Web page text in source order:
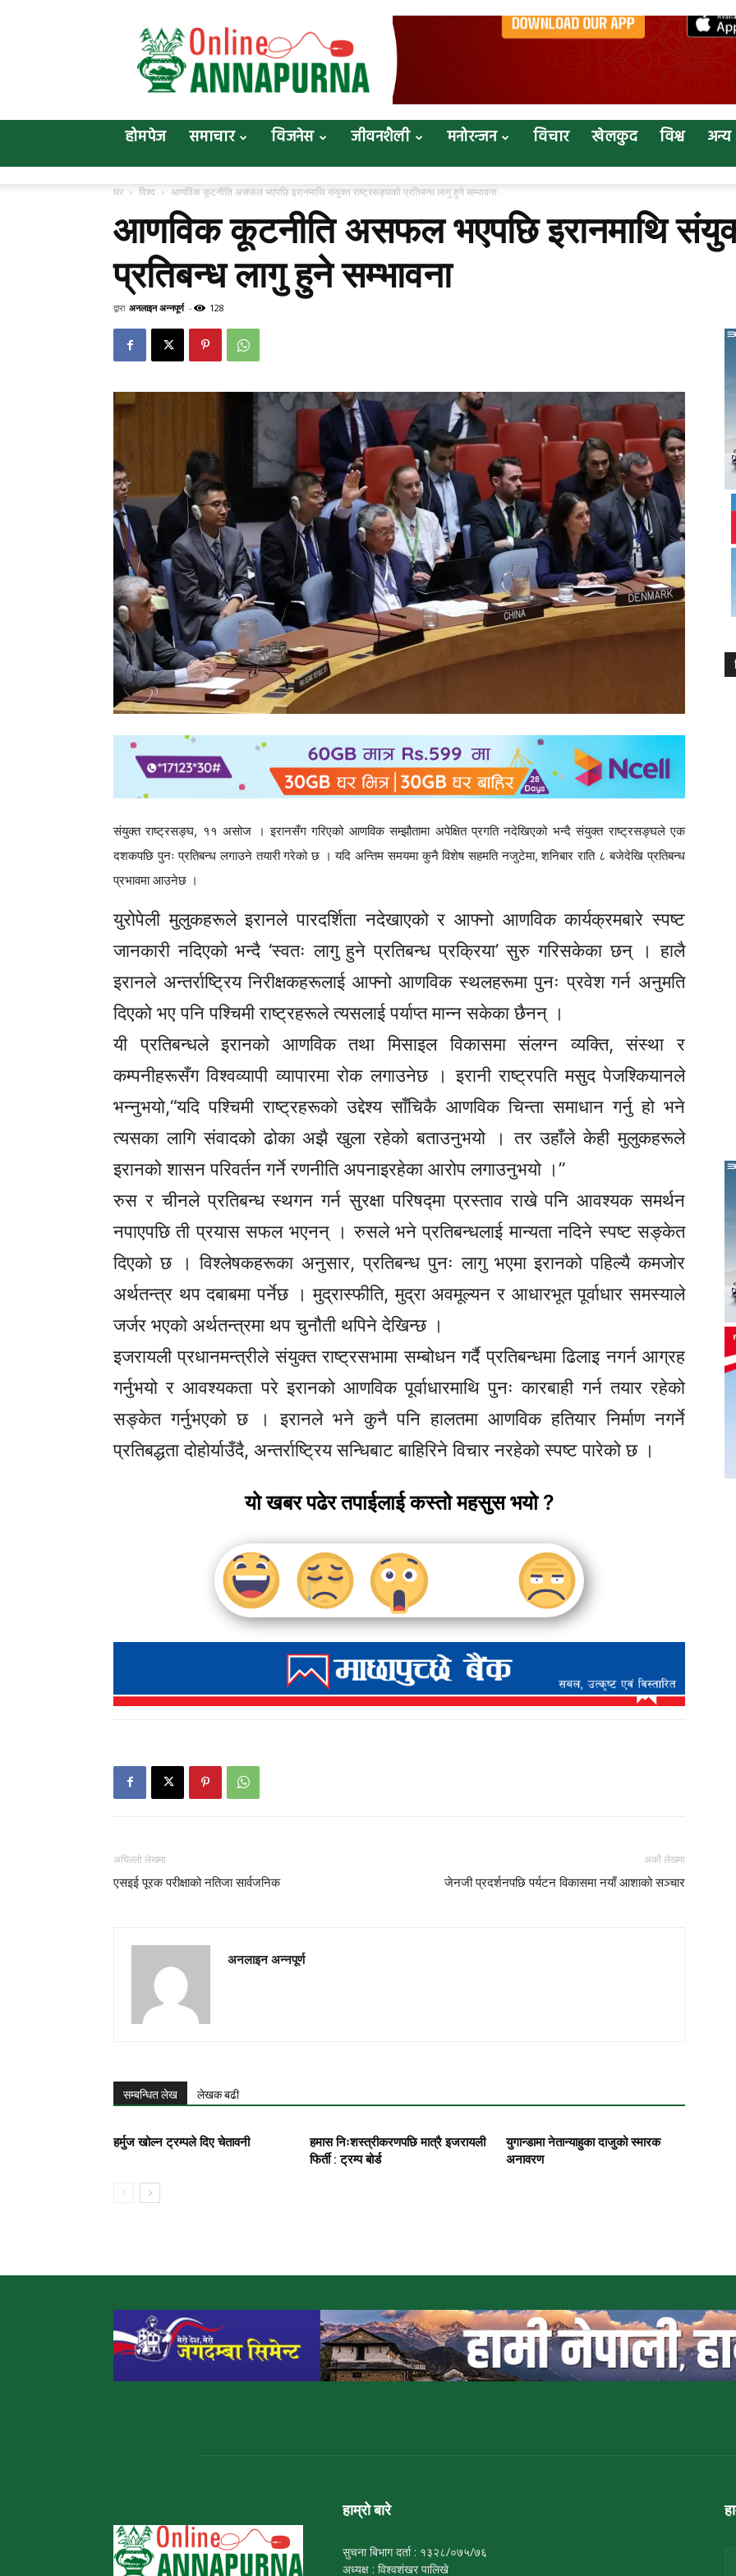
Annapurna
होमपेज समाचार विजनेस जीवनशैली मनोरन्जन विचार खेलकुद विश्व अन्य
घर विश्व आणविक कूटनीति असफल भएपछि इरानमाथि संयुक्त राष्ट्रसङ्घकाे प्रतिबन्ध लागु हुने सम्भावना
आणविक कूटनीति असफल भएपछि इरानमाथि
प्रतिबन्ध लागु हुने सम्भावना
द्वारा अनलाइन अन्नपूर्ण - 128
संयुक्त राष्ट्रसङ्घ, ११ असोज । इरानसँग गरिएको आणविक सम्झौतामा अपेक्षित प्रगति नदेखिएको भन्दै संयुक्त राष्ट्रसङ्घले एक
दशकपछि पुनः प्रतिबन्ध लगाउने तयारी गरेको छ । यदि अन्तिम समयमा कुनै विशेष सहमति नजुटेमा, शनिबार राति ८ बजेदेखि प्रतिबन्ध
प्रभावमा आउनेछ ।
युरोपेली मुलुकहरूले इरानले पारदर्शिता नदेखाएको र आफ्नो आणविक कार्यक्रमबारे स्पष्ट
जानकारी नदिएको भन्दै ‘स्वतः लागु हुने प्रतिबन्ध प्रक्रिया’ सुरु गरिसकेका छन् । हालै
इरानले अन्तर्राष्ट्रिय निरीक्षकहरूलाई आफ्नो आणविक स्थलहरूमा पुनः प्रवेश गर्न अनुमति
दिएको भए पनि पश्चिमी राष्ट्रहरूले त्यसलाई पर्याप्त मान्न सकेका छैनन् ।
यी प्रतिबन्धले इरानको आणविक तथा मिसाइल विकासमा संलग्न व्यक्ति, संस्था र
कम्पनीहरूसँग विश्वव्यापी व्यापारमा रोक लगाउनेछ । इरानी राष्ट्रपति मसुद पेजश्कियानले
भन्नुभयो,“यदि पश्चिमी राष्ट्रहरूको उद्देश्य साँचिकै आणविक चिन्ता समाधान गर्नु हो भने
त्यसका लागि संवादको ढोका अझै खुला रहेको बताउनुभयो । तर उहाँले केही मुलुकहरूले
इरानको शासन परिवर्तन गर्ने रणनीति अपनाइरहेका आरोप लगाउनुभयो ।”
रुस र चीनले प्रतिबन्ध स्थगन गर्न सुरक्षा परिषद्मा प्रस्ताव राखे पनि आवश्यक समर्थन
नपाएपछि ती प्रयास सफल भएनन् । रुसले भने प्रतिबन्धलाई मान्यता नदिने स्पष्ट सङ्केत
दिएको छ । विश्लेषकहरूका अनुसार, प्रतिबन्ध पुनः लागु भएमा इरानको पहिल्यै कमजोर
अर्थतन्त्र थप दबाबमा पर्नेछ । मुद्रास्फीति, मुद्रा अवमूल्यन र आधारभूत पूर्वाधार समस्याले
जर्जर भएको अर्थतन्त्रमा थप चुनौती थपिने देखिन्छ ।
इजरायली प्रधानमन्त्रीले संयुक्त राष्ट्रसभामा सम्बोधन गर्दै प्रतिबन्धमा ढिलाइ नगर्न आग्रह
गर्नुभयो र आवश्यकता परे इरानको आणविक पूर्वाधारमाथि पुनः कारबाही गर्न तयार रहेको
सङ्केत गर्नुभएको छ । इरानले भने कुनै पनि हालतमा आणविक हतियार निर्माण नगर्ने
प्रतिबद्धता दोहोर्याउँदै, अन्तर्राष्ट्रिय सन्धिबाट बाहिरिने विचार नरहेको स्पष्ट पारेको छ ।
यो खबर पढेर तपाईलाई कस्तो महसुस भयो ?
अघिल्लो लेखमा
एसइई पूरक परीक्षाको नतिजा सार्वजनिक
अर्को लेखमा
जेनजी प्रदर्शनपछि पर्यटन विकासमा नयाँ आशाको सञ्चार
अनलाइन अन्नपूर्ण
सम्बन्धित लेख लेखक बढी
हर्मुज खोल्न ट्रम्पले दिए चेतावनी
हमास निःशस्त्रीकरणपछि मात्रै इजरायली
फिर्ती : ट्रम्प बोर्ड
युगान्डामा नेतान्याहुका दाजुको स्मारक
अनावरण
हाम्रो बारे
सुचना बिभाग दर्ता : १३२८/०७५/७६
अध्यक्ष : विश्वशंखर पालिखे